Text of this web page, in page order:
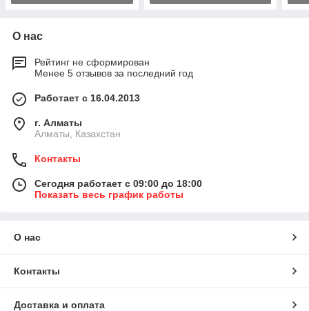
О нас
Рейтинг не сформирован
Менее 5 отзывов за последний год
Работает с 16.04.2013
г. Алматы
Алматы, Казахстан
Контакты
Сегодня работает с 09:00 до 18:00
Показать весь график работы
О нас
Контакты
Доставка и оплата